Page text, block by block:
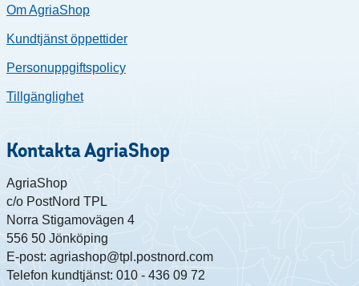
Om AgriaShop
Kundtjänst öppettider
Personuppgiftspolicy
Tillgänglighet
Kontakta AgriaShop
AgriaShop
c/o PostNord TPL
Norra Stigamovägen 4
556 50 Jönköping
E-post: agriashop@tpl.postnord.com
Telefon kundtjänst: 010 - 436 09 72